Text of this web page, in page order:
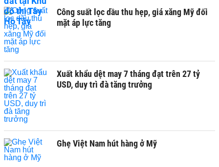
Công suất lọc dầu thu hẹp, giá xăng Mỹ đối
mặt áp lực tăng
Xuất khẩu dệt may 7 tháng đạt trên 27 tỷ
USD, duy trì đà tăng trưởng
Ghẹ Việt Nam hút hàng ở Mỹ